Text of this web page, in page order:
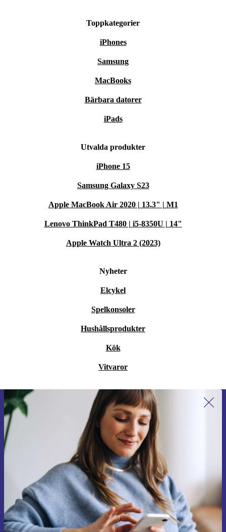
Toppkategorier
iPhones
Samsung
MacBooks
Bärbara datorer
iPads
Utvalda produkter
iPhone 15
Samsung Galaxy S23
Apple MacBook Air 2020 | 13.3" | M1
Lenovo ThinkPad T480 | i5-8350U | 14"
Apple Watch Ultra 2 (2023)
Nyheter
Elcykel
Spelkonsoler
Hushållsprodukter
Kök
Vitvaror
Anmäl dig till vårt nyhetsbrev för
första gången och spara 200 kr!
Missa aldrig ett erbjudande igen.
Begär kupong
Information om användningen av personuppgifter finns i vår
Integritetspolicy